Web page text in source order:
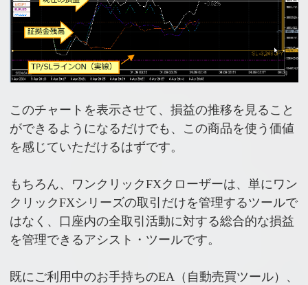
このチャートを表示させて、損益の推移を見ること
ができるようになるだけでも、この商品を使う価値
を感じていただけるはずです。
もちろん、ワンクリックFXクローザーは、単にワン
クリックFXシリーズの取引だけを管理するツールで
はなく、口座内の全取引活動に対する総合的な損益
を管理できるアシスト・ツールです。
既にご利用中のお手持ちのEA（自動売買ツール）、